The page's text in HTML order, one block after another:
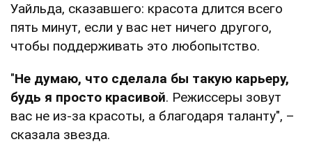
Уайльда, сказавшего: красота длится всего
пять минут, если у вас нет ничего другого,
чтобы поддерживать это любопытство.
"Не думаю, что сделала бы такую карьеру,
будь я просто красивой. Режиссеры зовут
вас не из-за красоты, а благодаря таланту", –
сказала звезда.